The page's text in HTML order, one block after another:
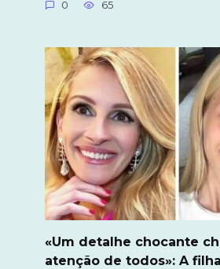
0 65
«Um detalhe chocante
atenção de todos»: A